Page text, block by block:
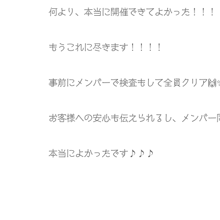
何より、本当に開催できてよかった！！！
もうこれに尽きます！！！！
事前にメンバーで検査もして全員クリア
お客様への安心も伝えられるし、メンバー
本当によかったです♪♪♪